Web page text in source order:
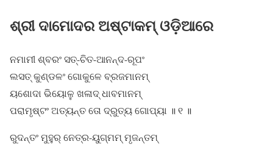
ଶ୍ରୀ ଦାମୋଦର ଅଷ୍ଟାକମ୍ ଓଡ଼ିଆରେ
ନମାମୀ ଶ୍ବରଂ ସତ୍-ଚିତ-ଆନନ୍ଦ-ରୂପଂ
ଲସତ୍ କୁଣ୍ଡଳଂ ଗୋକୁଳେ ବ୍ରଜମାନମ୍
ୟଶୋଦା ଭିୟୋଳୁ ଖଳାଦ୍ ଧାବମାନମ୍
ପରାମୃଷ୍ଟଂ ଅତ୍ୟନ୍ତ ତୋ ଦ୍ରୁତ୍ୟ ଗୋପ୍ୟା ॥ ୧ ॥
ରୁଦନ୍ତଂ ମୁହୁର୍ ନେତ୍ର-ୟୁଗ୍ମମ୍ ମୃଜନ୍ତମ୍